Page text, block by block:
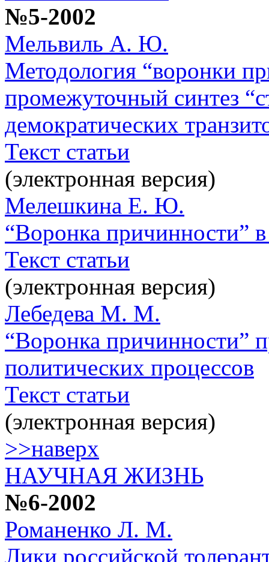
№5-2002
Мельвиль А. Ю.
Методология “воронки
промежуточный синтез
демократических
Текст статьи
(электронная версия)
Мелешкина Е. Ю.
“Воронка причинности”
Текст статьи
(электронная версия)
Лебедева М. М.
“Воронка причинности”
политических процессов
Текст статьи
(электронная версия)
>>наверх
НАУЧНАЯ ЖИЗНЬ
№6-2002
Романенко Л. М.
Лики российской